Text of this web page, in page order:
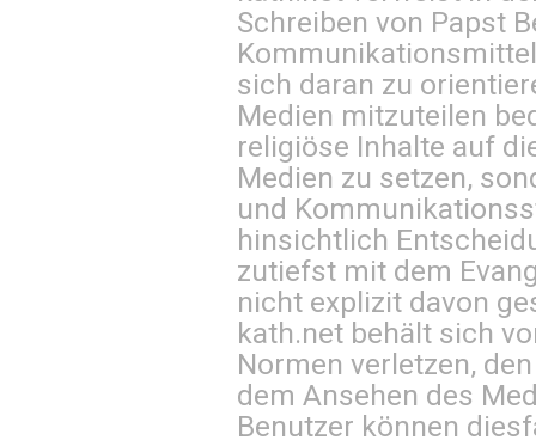
Schreiben von Papst
sich daran zu
Medien mitzuteilen
religiöse Inhalte auf
Medien zu setzen,
und
hinsichtlich
zutiefst mit dem
nicht explizit davon
kath.net behält sich
Normen verletzen,
dem Ansehen des
Benutzer können